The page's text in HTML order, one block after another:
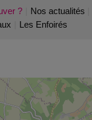
? Nos actualités
Les Enfoirés